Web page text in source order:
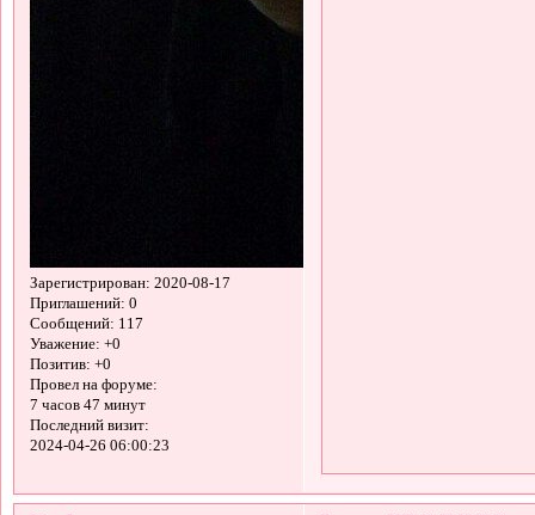
Зарегистрирован: 2020-08-17
Приглашений: 0
Сообщений: 117
Уважение: +0
Позитив: +0
Провел на форуме:
7 часов 47 минут
Последний визит:
2024-04-26 06:00:23